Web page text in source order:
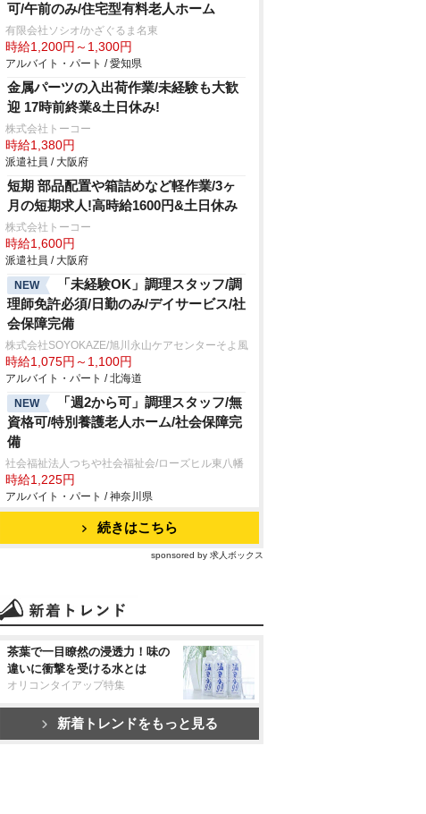
可/午前のみ/住宅型有料老人ホーム
有限会社ソシオ/かざぐるま名東
時給1,200円～1,300円
アルバイト・パート / 愛知県
金属パーツの入出荷作業/未経験も大歓
迎 17時前終業&土日休み!
株式会社トーコー
時給1,380円
派遣社員 / 大阪府
短期 部品配置や箱詰めなど軽作業/3ヶ
月の短期求人!高時給1600円&土日休み
株式会社トーコー
時給1,600円
派遣社員 / 大阪府
NEW
「未経験OK」調理スタッフ/調
理師免許必須/日勤のみ/デイサービス/社
会保障完備
株式会社SOYOKAZE/旭川永山ケアセンターそよ風
時給1,075円～1,100円
アルバイト・パート / 北海道
NEW
「週2から可」調理スタッフ/無
資格可/特別養護老人ホーム/社会保障完
備
社会福祉法人つちや社会福祉会/ローズヒル東八幡
時給1,225円
アルバイト・パート / 神奈川県
続きはこちら
sponsored by 求人ボックス
茶葉で一目瞭然の浸透力！味の
違いに衝撃を受ける水とは
オリコンタイアップ特集
新着トレンドをもっと見る